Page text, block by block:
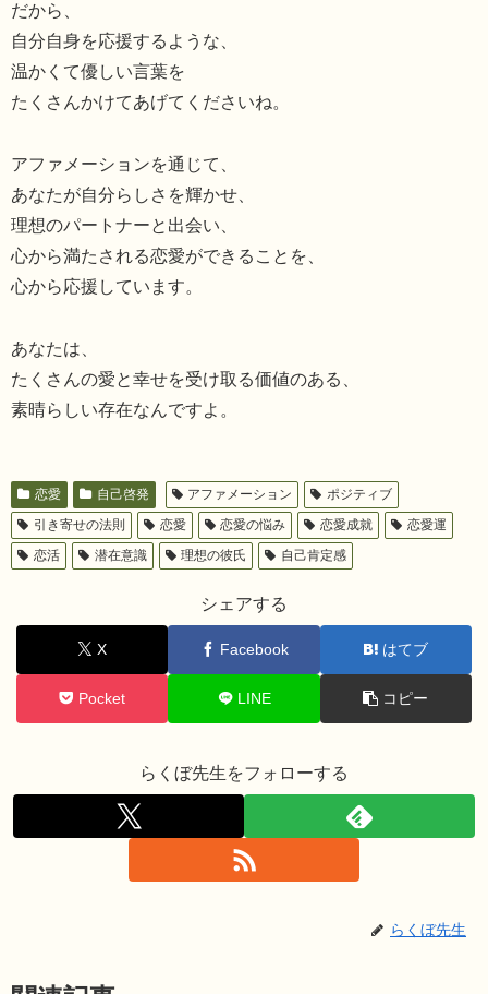
だから、
自分自身を応援するような、
温かくて優しい言葉を
たくさんかけてあげてくださいね。
アファメーションを通じて、
あなたが自分らしさを輝かせ、
理想のパートナーと出会い、
心から満たされる恋愛ができることを、
心から応援しています。
あなたは、
たくさんの愛と幸せを受け取る価値のある、
素晴らしい存在なんですよ。
恋愛 自己啓発 アファメーション
ポジティブ
引き寄せの法則
恋愛 恋愛の悩み 恋愛成就
恋愛運
恋活
潜在意識 理想の彼氏 自己肯定感
シェアする
X Facebook はてブ
Pocket LINE コピー
らくぼ先生をフォローする
らくぼ先生